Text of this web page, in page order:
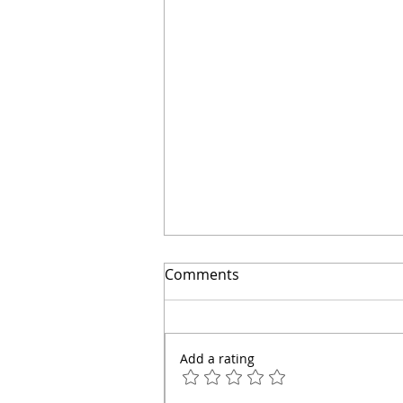
El secreto para ahorrar
Comments
Add a rating